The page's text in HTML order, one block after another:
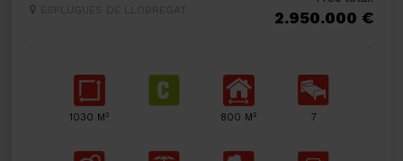
ESPLUGUES DE LLOBREGAT 2.950.000 €
1030 M 2 800 M 2 7